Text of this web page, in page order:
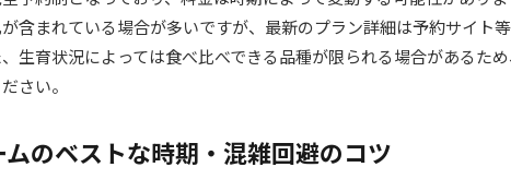
含まれている場合が多いですが、最新のプラン詳細は予約サイト
生育状況によっては食べ比べできる品種が限られる場合があるた
さい。
のベストな時期・混雑回避のコツ